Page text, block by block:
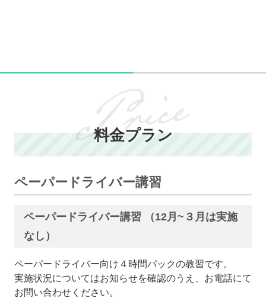
料金プラン
ペーパードライバー講習
ペーパードライバー講習 （12月~３月は実施
なし）
ペーパードライバー向け４時間パックの教習です。
実施状況についてはお知らせを確認のうえ、お電話にて
お問い合わせください。